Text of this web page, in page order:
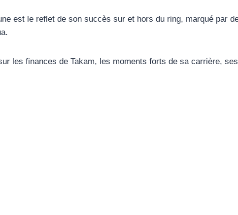
est le reflet de son succès sur et hors du ring, marqué par
les finances de Takam, les moments forts de sa carrière,